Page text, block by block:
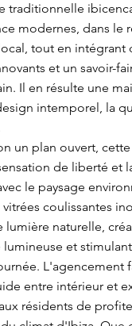
traditionnelle
modernes, dans le
tout en intégrant
et un savoir-
Il en résulte une
intemporel, la
un plan ouvert,
de liberté et
le paysage
vitrées coulissantes
lumière naturelle,
lumineuse et
L'agencement
entre intérieur et
résidents de